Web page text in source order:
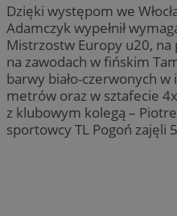
Dzięki występom we
Adamczyk wypełnił
Mistrzostw Europy u20, na
na zawodach w fińskim
barwy biało-czerwonych
metrów oraz w sztafecie
z klubowym kolegą –
sportowcy TL Pogoń zajęli